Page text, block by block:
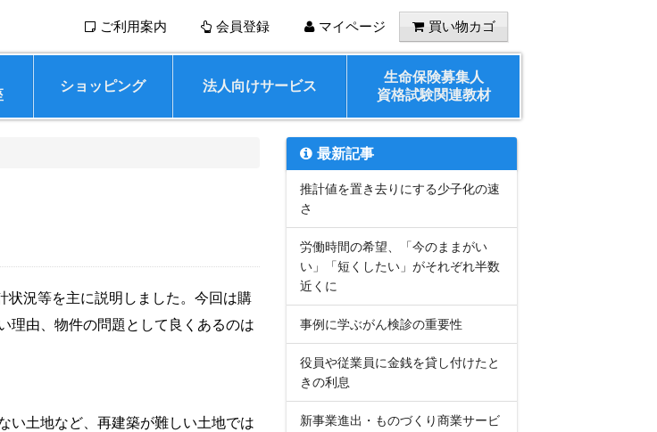
ご利用案内 会員登録 マイページ 買い物カゴ
ショッピング 法人向けサービス
生命保険募集人
資格試験関連教材
状況等を主に説明しました。今回は購
理由、物件の問題として良くあるのは
い土地など、再建築が難しい土地では
最新記事
推計値を置き去りにする少子化の速
さ
労働時間の希望、「今のままがい
い」「短くしたい」がそれぞれ半数
近くに
事例に学ぶがん検診の重要性
役員や従業員に金銭を貸し付けたと
きの利息
新事業進出・ものづくり商業サービ